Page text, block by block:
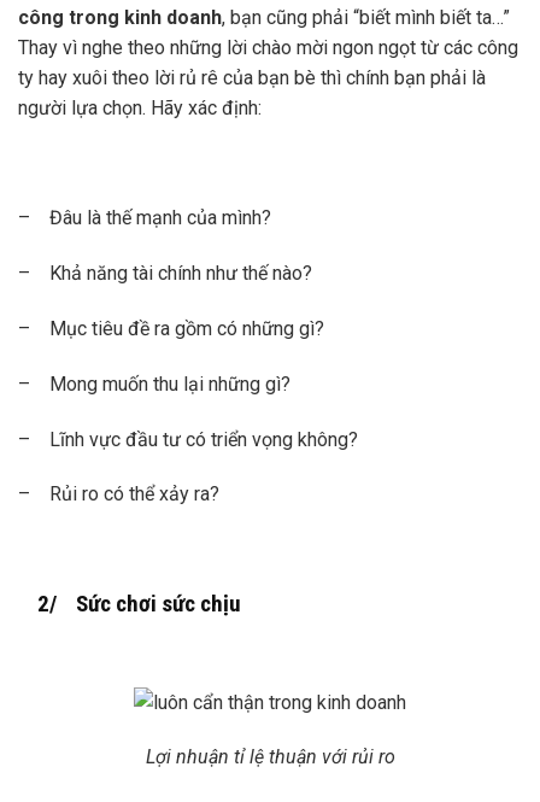
công trong kinh doanh, bạn cũng phải “biết mình biết ta…”
Thay vì nghe theo những lời chào mời ngon ngọt từ các công
ty hay xuôi theo lời rủ rê của bạn bè thì chính bạn phải là
người lựa chọn. Hãy xác định:
– Đâu là thế mạnh của mình?
– Khả năng tài chính như thế nào?
– Mục tiêu đề ra gồm có những gì?
– Mong muốn thu lại những gì?
– Lĩnh vực đầu tư có triển vọng không?
– Rủi ro có thể xảy ra?
2/ Sức chơi sức chịu
Lợi nhuận tỉ lệ thuận với rủi ro